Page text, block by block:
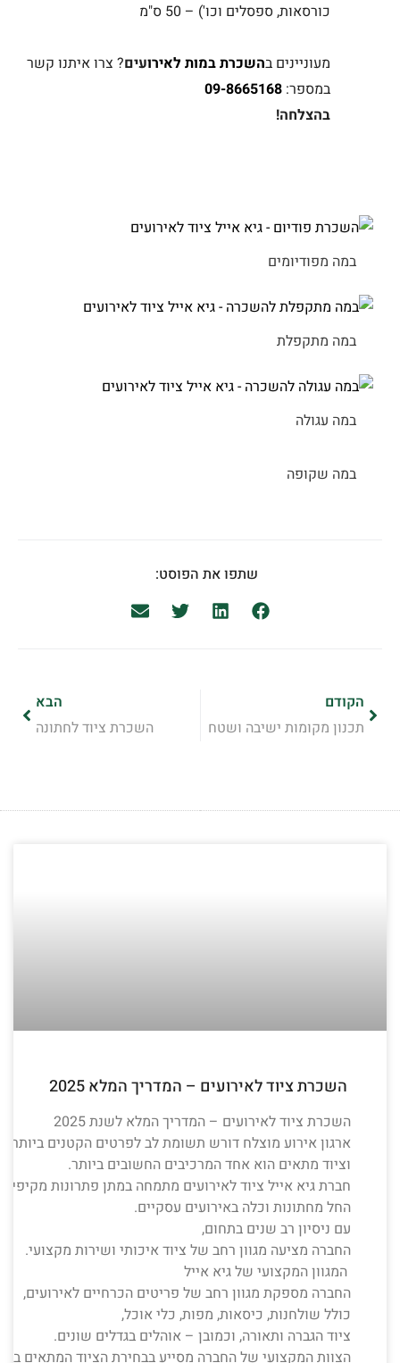
כורסאות, ספסלים וכו') – 50 ס"מ
מעוניינים בהשכרת במותלאירועים? צרו איתנו קשר
במספר: 09-8665168
בהצלחה!
במה מפודיומים
במה מתקפלת
במה עגולה
במה שקופה
שתפו את הפוסט:
הקודם
תכנון מקומות ישיבה ושטח
הבא
השכרת ציוד לחתונה
השכרת ציוד לאירועים – המדריך המלא 2025
ארגון אירוע מוצלח דורש תשומת לב לפרטים הקטנים ביותר,
וציוד מתאים הוא אחד המרכיבים החשובים ביותר.
חברת גיא אייל ציוד לאירועים מתמחה במתן פתרונות מקיפים
החל מחתונות וכלה באירועים עסקיים.
עם ניסיון רב שנים בתחום,
החברה מציעה מגוון רחב של ציוד איכותי ושירות מקצועי.
המגוון המקצועי של גיא אייל
החברה מספקת מגוון רחב של פריטים הכרחיים לאירועים,
כולל שולחנות, כיסאות, מפות, כלי אוכל,
ציוד הגברה ותאורה, וכמובן – אוהלים בגדלים שונים.
הצוות המקצועי של החברה מסייע בבחירת הציוד המתאים